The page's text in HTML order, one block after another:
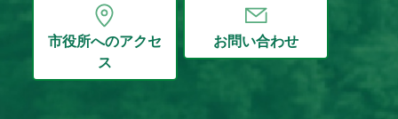
市役所へのアクセ
ス
お問い合わせ